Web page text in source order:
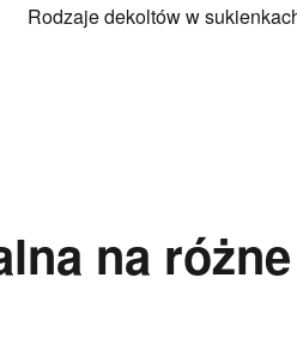
Rodzaje dekoltów w
na różne